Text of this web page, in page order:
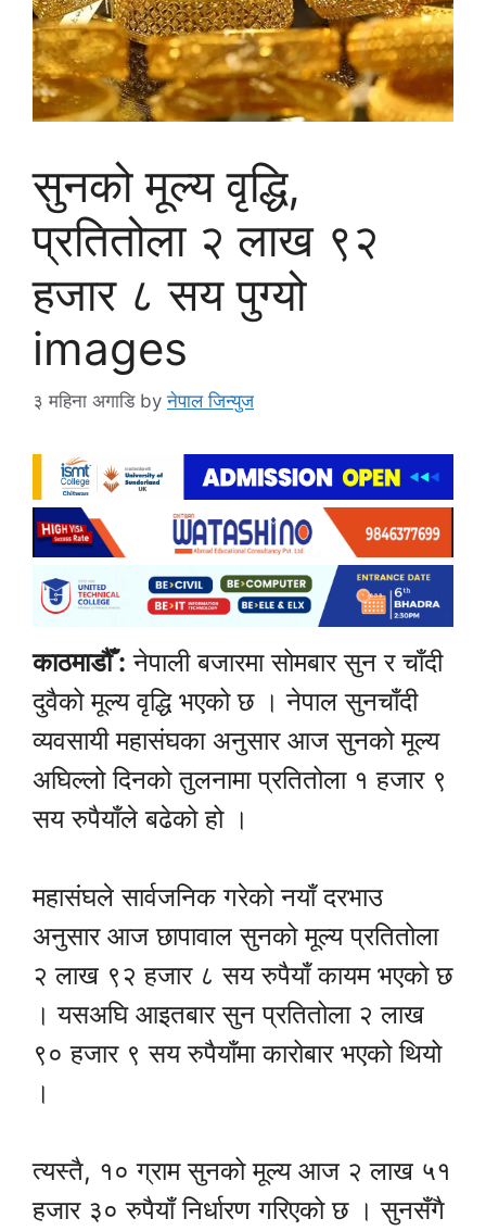
सुनको मूल्य वृद्धि,
प्रतितोला २ लाख ९२
हजार ८ सय पुग्यो
images
३ महिना अगाडि byनेपाल जिन्युज
काठमाडौँ : नेपाली बजारमा सोमबार सुन र चाँदी
दुवैको मूल्य वृद्धि भएको छ । नेपाल सुनचाँदी
व्यवसायी महासंघका अनुसार आज सुनको मूल्य
अघिल्लो दिनको तुलनामा प्रतितोला १ हजार ९
सय रुपैयाँले बढेको हो ।
महासंघले सार्वजनिक गरेको नयाँ दरभाउ
अनुसार आज छापावाल सुनको मूल्य प्रतितोला
२ लाख ९२ हजार ८ सय रुपैयाँ कायम भएको छ
। यसअघि आइतबार सुन प्रतितोला २ लाख
९० हजार ९ सय रुपैयाँमा कारोबार भएको थियो
।
त्यस्तै, १० ग्राम सुनको मूल्य आज २ लाख ५१
हजार ३० रुपैयाँ निर्धारण गरिएको छ । सुनसँगै